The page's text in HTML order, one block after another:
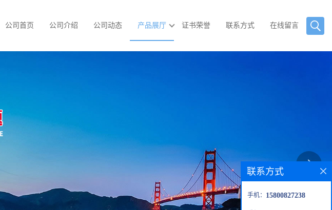
公司首页 公司介绍 公司动态 产品展厅 证书荣誉 联系方式 在线留言
联系方式
手机： 15800827238